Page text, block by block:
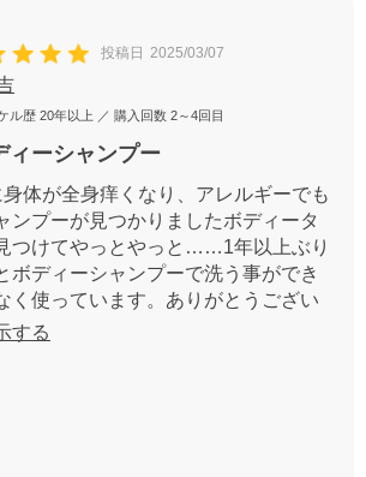
投稿日 2025/03/07
ル歴 20年以上 ／ 購入回数 2～4回目
ィーシャンプー
体が全身痒くなり、アレルギーでも
ンプーが見つかりましたボディータ
つけてやっとやっと……1年以上ぶり
ボディーシャンプーで洗う事ができ
く使っています。ありがとうござい
せて頂きます
する